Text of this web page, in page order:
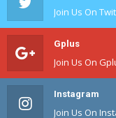
Join Us On
Gplus
Join Us On
Instagram
Join Us On